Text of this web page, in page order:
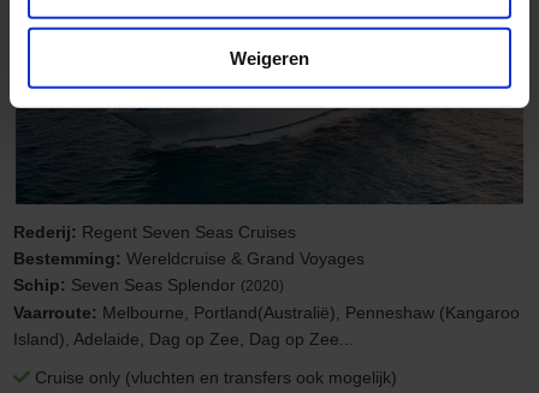
Weigeren
Rederij: Regent Seven Seas Cruises
Bestemming:Wereldcruise & Grand Voyages
Schip: Seven Seas Splendor (2020)
Vaarroute: Melbourne, Portland(Australië), Penneshaw (Kangaroo
Island), Adelaide, Dag op Zee, Dag op Zee...
Cruise only (vluchten en transfers ook mogelijk)